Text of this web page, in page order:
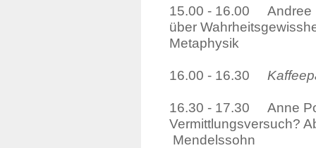
15.00 - 16.00 Andree
über
Metaphysik
16.00 - 16.30
16.30 - 17.30 Anne
Mendelssohn